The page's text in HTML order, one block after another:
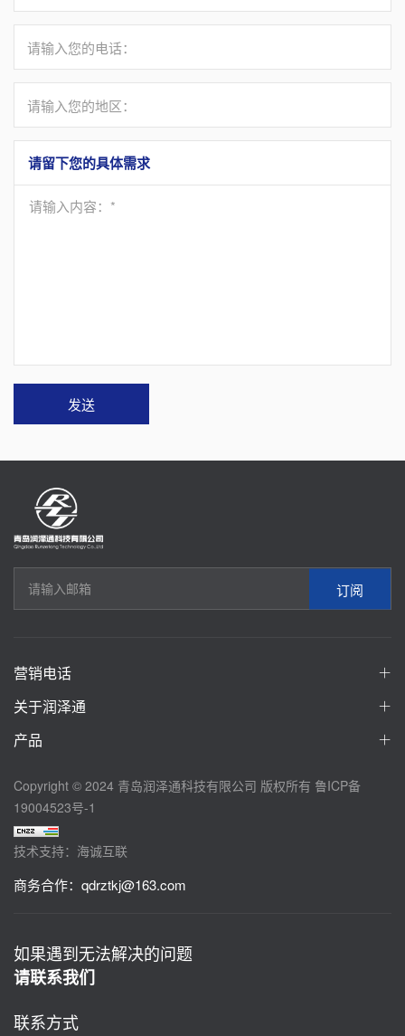
请输入您的电话：
请输入您的地区：
请留下您的具体需求
请输入内容：*
发送
订阅
营销电话
关于润泽通
产品
Copyright © 2024 青岛润泽通科技有限公司 版权所有 鲁ICP备
19004523号-1
技术支持：海诚互联
商务合作： qdrztkj@163.com
如果遇到无法解决的问题
请联系我们
联系方式